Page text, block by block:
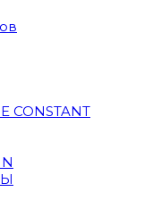
CONSTANT